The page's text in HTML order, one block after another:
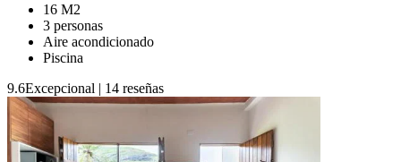
16 M2
3 personas
Aire acondicionado
Piscina
9.6Excepcional | 14 reseñas